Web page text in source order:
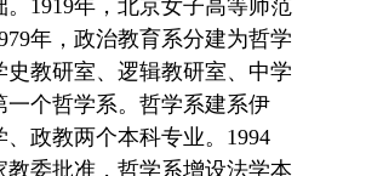
1919年，北京女子高等师范
年，政治教育系分建为哲学
教研室、逻辑教研室、中学
个哲学系。哲学系建系伊
政教两个本科专业。1994
委批准，哲学系增设法学本